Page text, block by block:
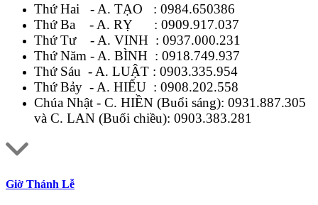
Thứ Hai - A. TẠO : 0984.650386
Thứ Ba - A. RỴ : 0909.917.037
Thứ Tư - A. VINH : 0937.000.231
Thứ Năm - A. BÌNH : 0918.749.937
Thứ Sáu - A. LUẬT : 0903.335.954
Thứ Bảy - A. HIẾU : 0908.202.558
Chúa Nhật - C. HIỀN (Buổi sáng): 0931.887.305
và C. LAN (Buổi chiều): 0903.383.281
Giờ Thánh Lễ